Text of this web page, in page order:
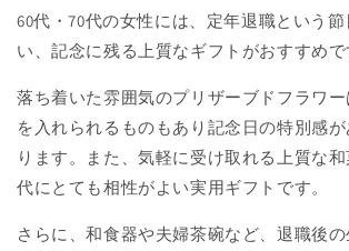
60代・70代の女性には、定年退職という
い、記念に残る上質なギフトがおすすめで
落ち着いた雰囲気のプリザーブドフラワ
を入れられるものもあり記念日の特別感
ります。また、気軽に受け取れる上質な
代にとても相性がよい実用ギフトです。
さらに、和食器や夫婦茶碗など、退職後